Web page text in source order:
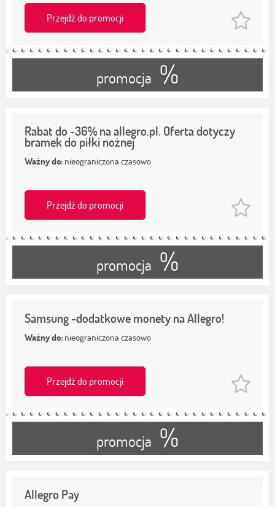
Przejdź do promocji
promocja %
Rabat do -36% na allegro.pl. Oferta dotyczy
bramek do piłki nożnej
Ważny do: nieograniczona czasowo
Przejdź do promocji
promocja %
Samsung -dodatkowe monety na Allegro!
Ważny do: nieograniczona czasowo
Przejdź do promocji
promocja %
Allegro Pay